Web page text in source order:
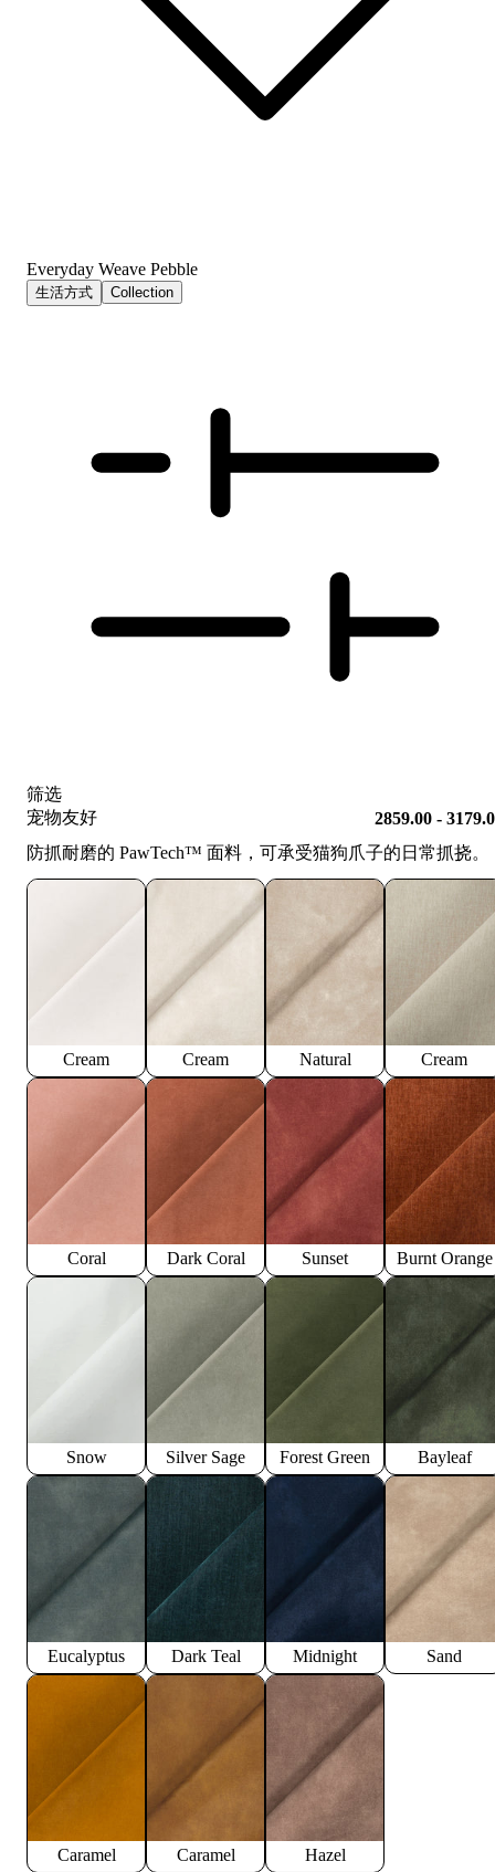
Everyday Weave Pebble
生活方式 Collection
筛选
宠物友好
2859.00 -
防抓耐磨的 PawTech™️ 面料，可承受猫狗爪子的日常抓挠。
Cream Cream Natural Cream
Coral Dark Coral Sunset Burnt Orange
Snow Silver Sage Forest Green Bayleaf
Eucalyptus Dark Teal Midnight Sand
Caramel Caramel
Hazel